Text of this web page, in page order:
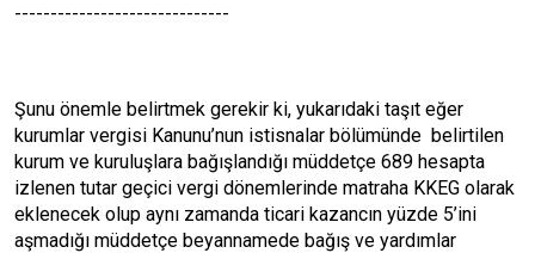
------------------------------
Şunu önemle belirtmek gerekir ki, yukarıdaki taşıt eğer
kurumlar vergisi Kanunu’nun istisnalar bölümünde belirtilen
kurum ve kuruluşlara bağışlandığı müddetçe 689 hesapta
izlenen tutar geçici vergi dönemlerinde matraha KKEG olarak
eklenecek olup aynı zamanda ticari kazancın yüzde 5’ini
aşmadığı müddetçe beyannamede bağış ve yardımlar